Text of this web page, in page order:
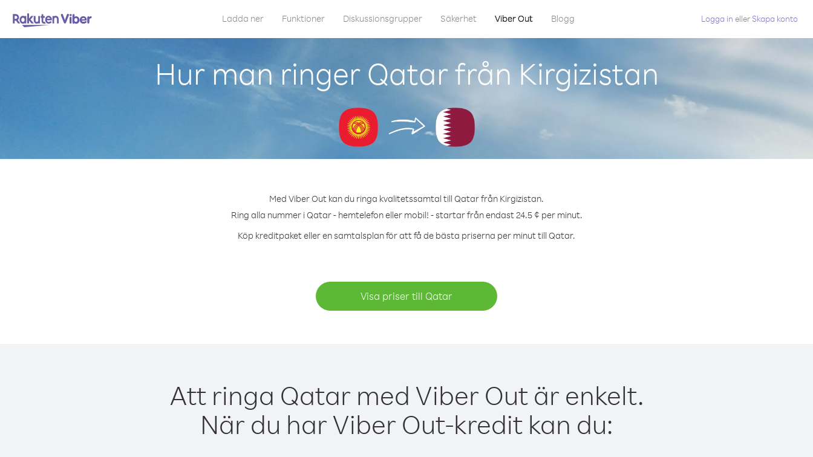
Ladda ner Funktioner Diskussionsgrupper Säkerhet Viber Out Blogg Logga in eller Skapa konto
Hur man ringer Qatar från Kirgizistan
Med Viber Out kan du ringa kvalitetssamtal till Qatar från Kirgizistan.
Ring alla nummer i Qatar - hemtelefon eller mobil! - startar från endast 24.5 ¢ per minut.
Köp kreditpaket eller en samtalsplan för att få de bästa priserna per minut till Qatar.
Visa priser till Qatar
Att ringa Qatar med Viber Out är enkelt.
När du har Viber Out-kredit kan du: